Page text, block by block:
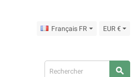
Français FR EUR €
search